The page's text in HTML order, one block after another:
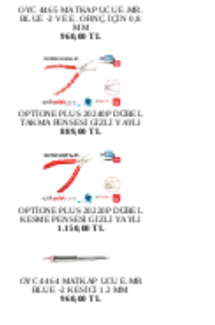
MM
960,00 TL
OPTİONE PLUS 20240P DÜBEL
TAKMA PENSESİ GİZLİ YAYLI
889,00 TL
OPTİONE PLUS 20220P DÜBEL
KESME PENSESİ GİZLİ YAYLI
1.150,00 TL
OYC 4464 MATKAP UCU E.MR
960,00 TL